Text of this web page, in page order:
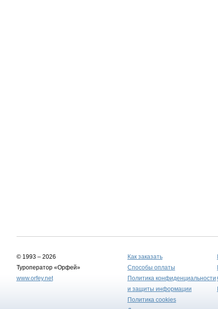
© 1993 – 2026
Туроператор «Орфей»
www.orfey.net
Как заказать
Способы оплаты
Политика конфиденциальности
и защиты информации
Политика cookies